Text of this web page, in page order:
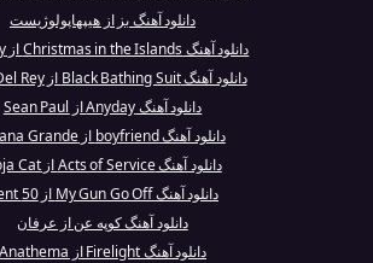
دانلود آهنگ بز از هیپهاپولوژیست
دانلود آهنگ Christmas in the Islands از Shaggy
دانلود آهنگ Black Bathing Suit از Lana Del Rey
دانلود آهنگ Anyday از Sean Paul
دانلود آهنگ boyfriend از Ariana Grande
دانلود آهنگ Acts of Service از Doja Cat
دانلود آهنگ My Gun Go Off از 50 Cent
دانلود آهنگ کوپه عن از عرفان
دانلود آهنگ Firelight از Anathema